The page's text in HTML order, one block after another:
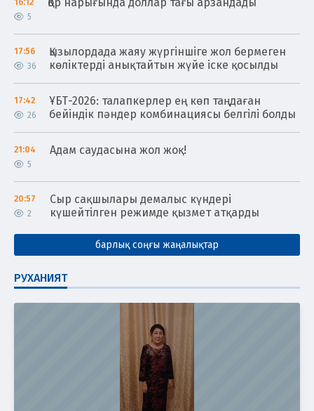
16:12
5
17:56
36
Қызылордада жаяу жүргіншіге жол бермеген
көліктерді анықтайтын жүйе іске қосылды
17:42
26
ҰБТ-2026: талапкерлер ең көп таңдаған
бейіндік пәндер комбинациясы белгілі болды
21:04
5
Адам саудасына жол жоқ!
20:57
2
Сыр сақшылары демалыс күндері
күшейтілген режимде қызмет атқарды
барлық соңғы жаңалықтар
РУХАНИЯТ